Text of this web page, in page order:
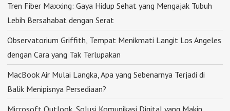
Tren Fiber Maxxing: Gaya Hidup Sehat yang Mengajak Tubuh
Lebih Bersahabat dengan Serat
Observatorium Griffith, Tempat Menikmati Langit Los Angeles
dengan Cara yang Tak Terlupakan
MacBook Air Mulai Langka, Apa yang Sebenarnya Terjadi di
Balik Menipisnya Persediaan?